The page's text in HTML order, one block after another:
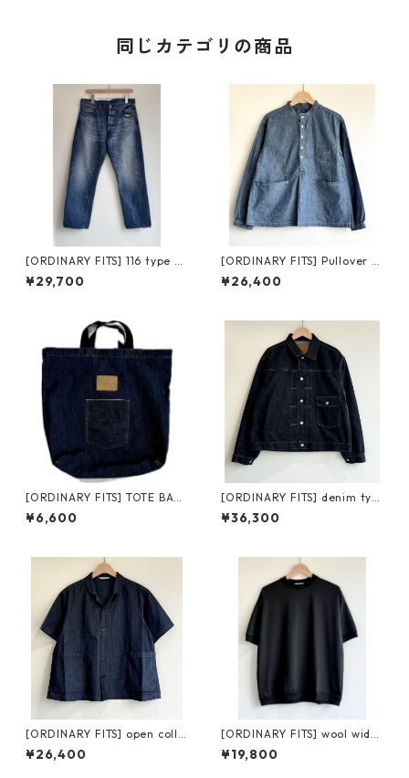
同じカテゴリの商品
[ORDINARY FITS] 116 type st
andard / used オーディナリ
ーフィッツ スタンダードデニ
¥29,700
[ORDINARY FITS] Pullover W
ork Shirts オーディナリーフ
ィッツ プルオーバー ワークシ
¥26,400
[ORDINARY FITS] TOTE BAG
オーディナリーフィッツ トー
トバッグ
¥6,600
[ORDINARY FITS] denim typ
e 1st one wash オーディナリ
ーフィッツ デニムタイプファ
¥36,300
[ORDINARY FITS] open colla
r S/S shirts ripstop オーディ
ナリーフィッツ オープンカラ
¥26,400
[ORDINARY FITS] wool wide
tee CS034-226 オーディナリ
ーフィッツ ウール ワイド ティ
¥19,800